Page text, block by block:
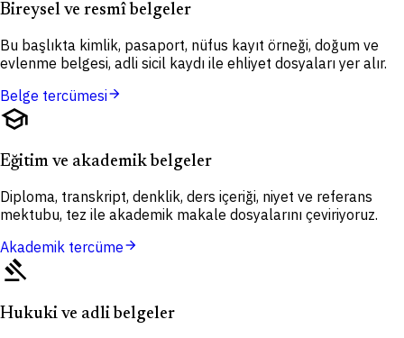
Bireysel ve resmî belgeler
Bu başlıkta kimlik, pasaport, nüfus kayıt örneği, doğum ve
evlenme belgesi, adli sicil kaydı ile ehliyet dosyaları yer alır.
Belge tercümesiarrow_forward
school
Eğitim ve akademik belgeler
Diploma, transkript, denklik, ders içeriği, niyet ve referans
mektubu, tez ile akademik makale dosyalarını çeviriyoruz.
Akademik tercümearrow_forward
gavel
Hukuki ve adli belgeler